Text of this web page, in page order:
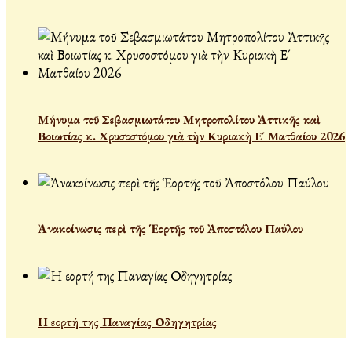
Μήνυμα τοῦ Σεβασμιωτάτου Μητροπολίτου Ἀττικῆς καὶ
Βοιωτίας κ. Χρυσοστόμου γιὰ τὴν Κυριακὴ Ε´ Ματθαίου 2026
Ἀνακοίνωσις περὶ τῆς Ἑορτῆς τοῦ Ἀποστόλου Παύλου
Η εορτή της Παναγίας Οδηγητρίας